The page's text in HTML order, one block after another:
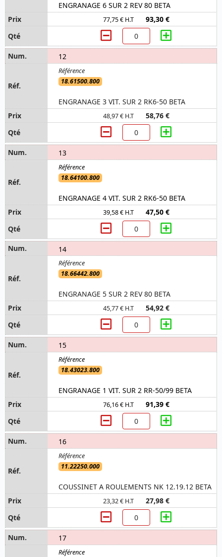
ENGRANAGE 6 SUR 2 REV 80 BETA
77,75 € H.T 93,30 €
12
18.61500.800
ENGRANAGE 3 VIT. SUR 2 RK6-50 BETA
48,97 € H.T 58,76 €
13
18.64100.800
ENGRANAGE 4 VIT. SUR 2 RK6-50 BETA
39,58 € H.T 47,50 €
14
18.66442.800
ENGRANAGE 5 SUR 2 REV 80 BETA
45,77 € H.T 54,92 €
15
18.43023.800
ENGRANAGE 1 VIT. SUR 2 RR-50/99 BETA
76,16 € H.T 91,39 €
16
11.22250.000
COUSSINET A ROULEMENTS NK 12.19.12 BETA
23,32 € H.T 27,98 €
17